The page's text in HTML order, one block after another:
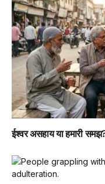
ईश्वर असहाय या हमारी